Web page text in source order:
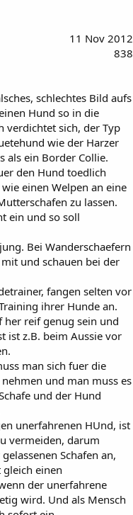
11 Nov 2012
838
schlechtes Bild aufs
Hund so in die
verdichtet sich, der Typ
wie der Harzer
als ein Border Collie.
den Hund toedlich
einen Welpen an eine
zu lassen.
ein und so soll
Bei Wanderschaefern
und schauen bei der
fangen selten vor
ihrer Hunde an.
reif genug sein und
ist z.B. beim Aussie vor
man sich fuer die
und man muss es
und der Hund
unerfahrenen HUnd, ist
vermeiden, darum
Schafen an,
einen
der unerfahrene
wird. Und als Mensch